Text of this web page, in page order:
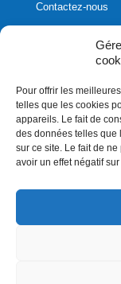
Pour offrir les
telles que les cookies
appareils. Le fait de
des données telles que
sur ce site. Le fait de
avoir un effet négatif
Contactez-nous
1020, rue
Québec (Québec)
info[]affluences.ca
418.684.8881
Droits